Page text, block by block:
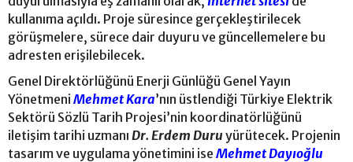
kullanıma açıldı. Proje süresince gerçekleştirilecek
görüşmelere, sürece dair duyuru ve güncellemelere bu
adresten erişilebilecek.
Genel Direktörlüğünü Enerji Günlüğü Genel Yayın
Yönetmeni Mehmet Kara’nın üstlendiği Türkiye Elektrik
Sektörü Sözlü Tarih Projesi’nin koordinatörlüğünü
iletişim tarihi uzmanı Dr. Erdem Duruyürütecek. Projenin
tasarım ve uygulama yönetimini ise Mehmet Dayıoğlu